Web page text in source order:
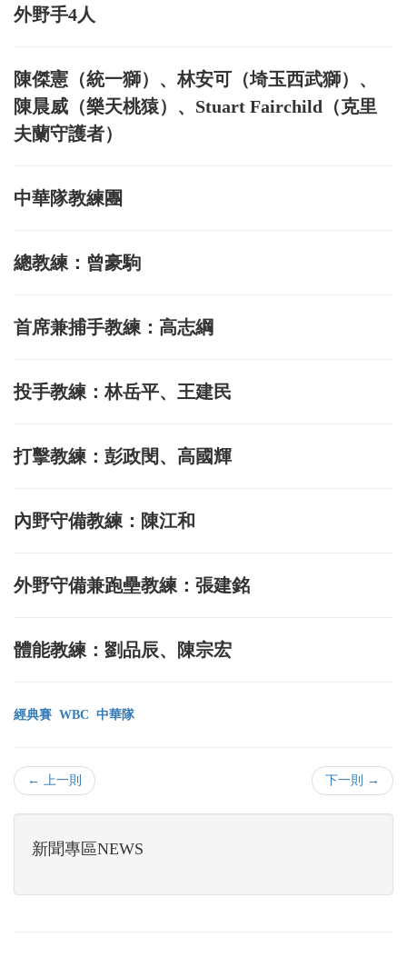
外野手4人
陳傑憲（統一獅）、林安可（埼玉西武獅）、
陳晨威（樂天桃猿）、Stuart Fairchild（克里
夫蘭守護者）
中華隊教練團
總教練：曾豪駒
首席兼捕手教練：高志綱
投手教練：林岳平、王建民
打擊教練：彭政閔、高國輝
內野守備教練：陳江和
外野守備兼跑壘教練：張建銘
體能教練：劉品辰、陳宗宏
經典賽 WBC 中華隊
← 上一則 下一則 →
新聞專區NEWS